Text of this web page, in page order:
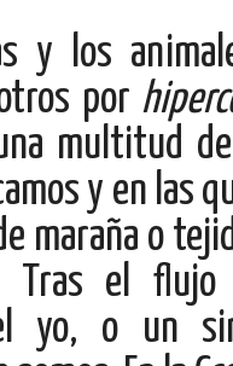
y los
por
multitud de
y en las
maraña o
el flujo
yo, o un